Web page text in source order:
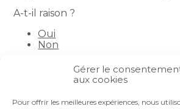
Gérer le
aux cookies
Pour offrir les meilleures expériences, nous
A-t-il raison ?
Oui
Non